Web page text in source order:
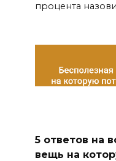
процента
5 ответов на
вещь на